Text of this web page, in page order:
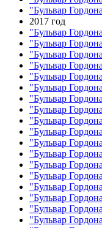
"Бульвар
2017 год
"Бульвар
"Бульвар
"Бульвар
"Бульвар
"Бульвар
"Бульвар
"Бульвар
"Бульвар
"Бульвар
"Бульвар
"Бульвар
"Бульвар
"Бульвар
"Бульвар
"Бульвар
"Бульвар
"Бульвар
"Бульвар